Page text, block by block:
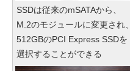
SSDは従来のmSATAから、
M.2のモジュールに変更され、
512GBのPCI Express SSDを
選択することができる